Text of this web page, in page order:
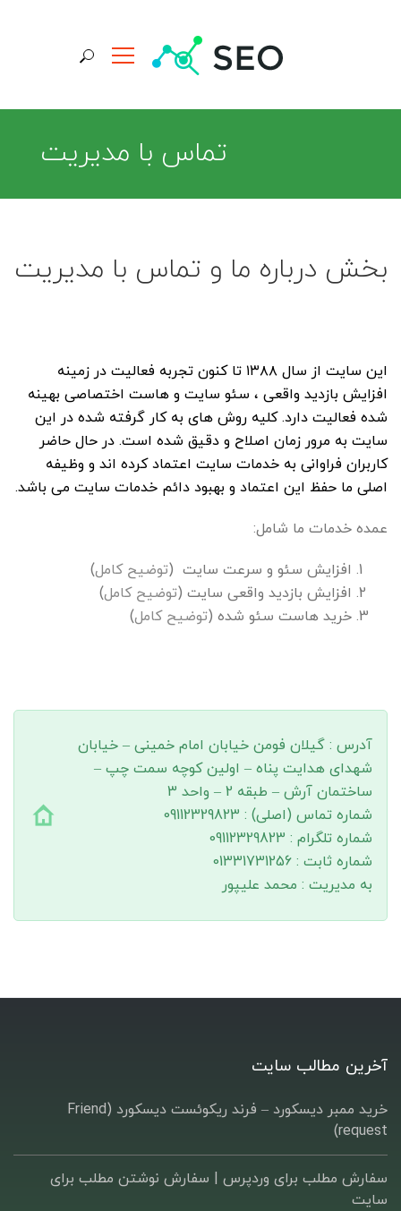
جستجو برای:
تماس با مدیریت
بخش درباره ما و تماس با مدیریت
این سایت از سال ۱۳۸۸ تا کنون تجربه فعالیت در زمینه
افزایش بازدید واقعی ، سئو سایت و هاست اختصاصی بهینه
شده فعالیت دارد. کلیه روش های به کار گرفته شده در این
سایت به مرور زمان اصلاح و دقیق شده است. در حال حاضر
کاربران فراوانی به خدمات سایت اعتماد کرده اند و وظیفه
اصلی ما حفظ این اعتماد و بهبود دائم خدمات سایت می باشد.
عمده خدمات ما شامل:
افزایش سئو و سرعت سایت (توضیح کامل)
افزایش بازدید واقعی سایت (توضیح کامل)
خرید هاست سئو شده (توضیح کامل)
آدرس : گيلان فومن خیابان امام خمینی – خیابان
شهدای هدایت پناه – اولین کوچه سمت چپ –
ساختمان آرش – طبقه 2 – واحد 3
شماره تماس (اصلی) : 09112329823
شماره تلگرام : 09112329823
شماره ثابت : 01331731256
به مدیریت : محمد علیپور
آخرین مطالب سایت
خرید ممبر دیسکورد – فرند ریکوئست دیسکورد (Friend
request)
سفارش مطلب برای وردپرس |‌ سفارش نوشتن مطلب برای
سایت